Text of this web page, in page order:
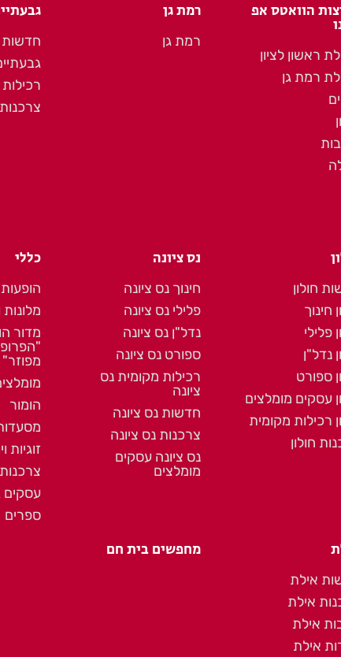
הוואטס אפ
ראשון לציון
רמת גן
רמת גן
רמת גן
חדשות
חולון
חינוך
פלילי
נדל"ן
ספורט
עסקים מומלצים
רכילות מקומית
חולון
נס ציונה
חינוך נס ציונה
פלילי נס ציונה
נדל"ן נס ציונה
ספורט נס ציונה
רכילות מקומית נס
ציונה
חדשות נס ציונה
צרכנות נס ציונה
נס ציונה עסקים
מומלצים
כללי
הופעות
מלונות
מדור
מפוזר"
הומור
זוגיות
צרכנות
עסקים
ספרים
אילת
אילת
אילת
אילת
מחפשים בית חם